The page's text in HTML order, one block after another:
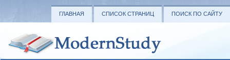
ГЛАВНАЯ СПИСОК СТРАНИЦ ПОИСК ПО САЙТУ